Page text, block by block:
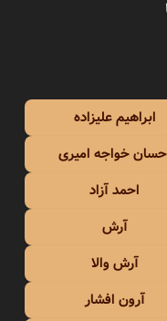
ابراهیم علیزاده
خواجه امیری
احمد آزاد
آرش
آرش والا
آرون افشار